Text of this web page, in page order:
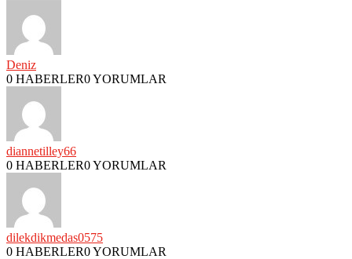
Deniz
0 HABERLER0 YORUMLAR
diannetilley66
0 HABERLER0 YORUMLAR
dilekdikmedas0575
0 HABERLER0 YORUMLAR